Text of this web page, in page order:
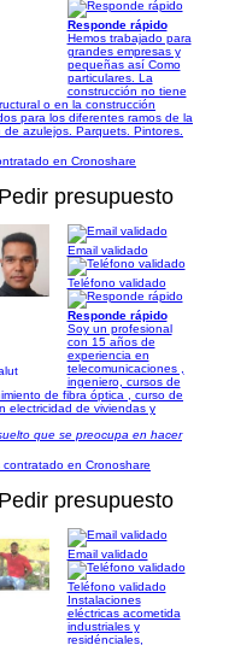
Responde rápido
Hemos trabajado para
grandes empresas y
pequeñas así Como
particulares. La
construcción no tiene
o en la construcción
para los diferentes ramos de la
azulejos. Parquets. Pintores.
en Cronoshare
Pedir presupuesto
Email validado
Teléfono validado
Responde rápido
Soy un profesional
con 15 años de
experiencia en
telecomunicaciones ,
ingeniero, cursos de
de fibra óptica , curso de
electricidad de viviendas y
que se preocupa en hacer
contratado en Cronoshare
Pedir presupuesto
Email validado
Teléfono validado
Instalaciones
eléctricas acometida
industriales y
residénciales,